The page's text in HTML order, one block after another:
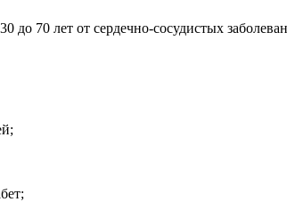
до 70 лет от сердечно-сосудистых